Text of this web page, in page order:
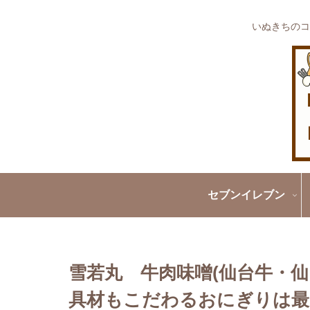
いぬきちの
セブンイレブン
雪若丸 牛肉味噌(仙台牛・
具材もこだわるおにぎりは